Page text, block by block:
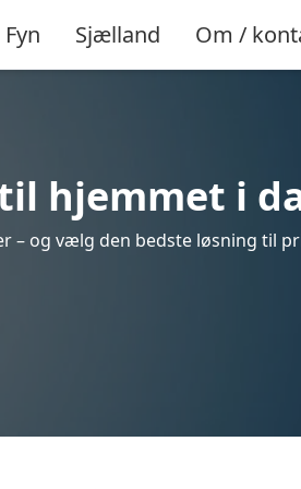
Fyn Sjælland Om /
hjemmet i
– og vælg den bedste løsning til